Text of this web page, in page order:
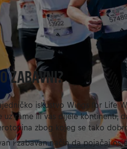
ZABAVNI?
iskustvo Wings for Life
uz rame ili vas dijele kontinenti,
zbog kojeg se tako
i zabavan način da pojačaj